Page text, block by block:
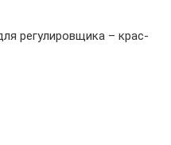
регу­ли­ров­щика – крас­